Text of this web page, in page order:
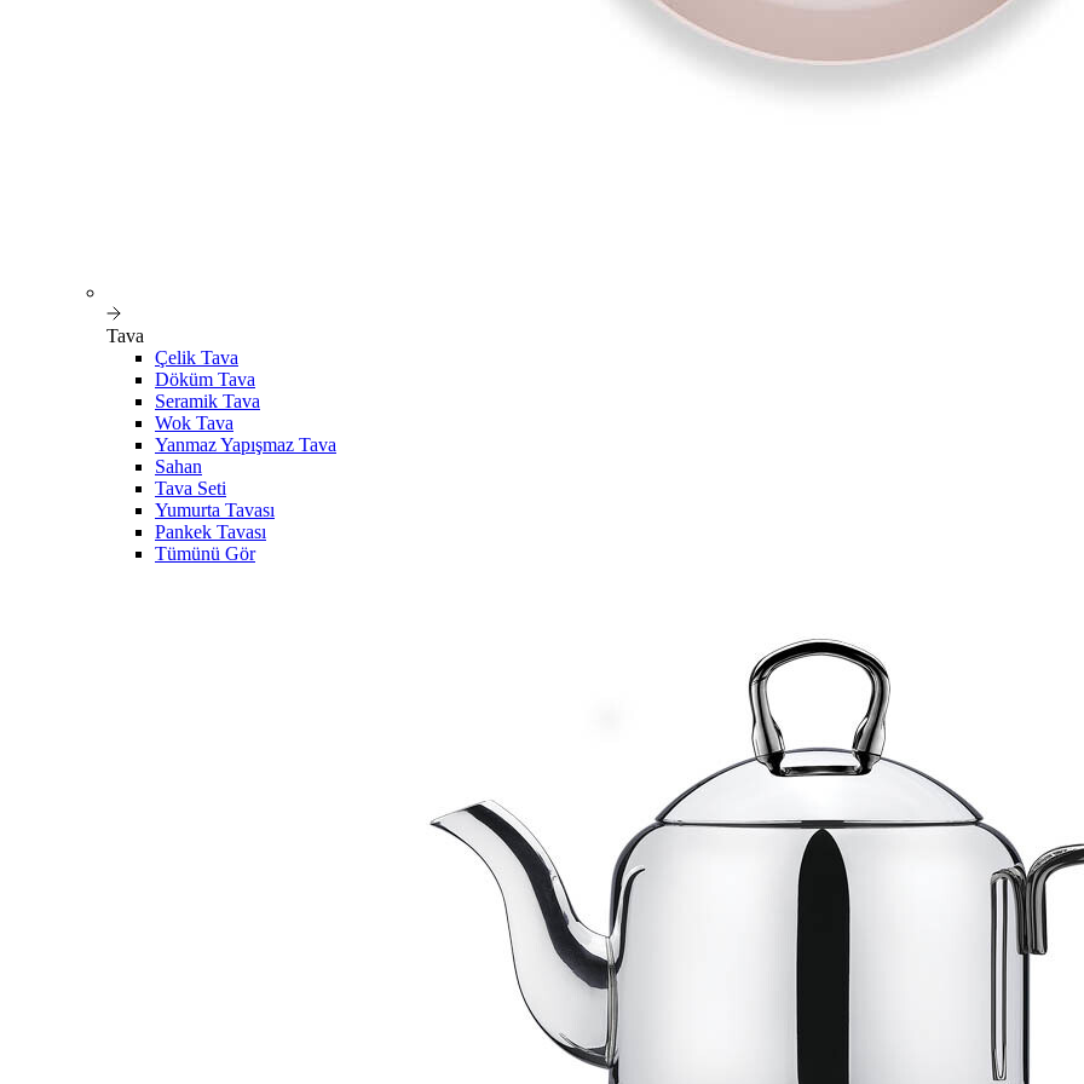
Tava
Çelik Tava
Döküm Tava
Seramik Tava
Wok Tava
Yanmaz Yapışmaz Tava
Sahan
Tava Seti
Yumurta Tavası
Pankek Tavası
Tümünü Gör